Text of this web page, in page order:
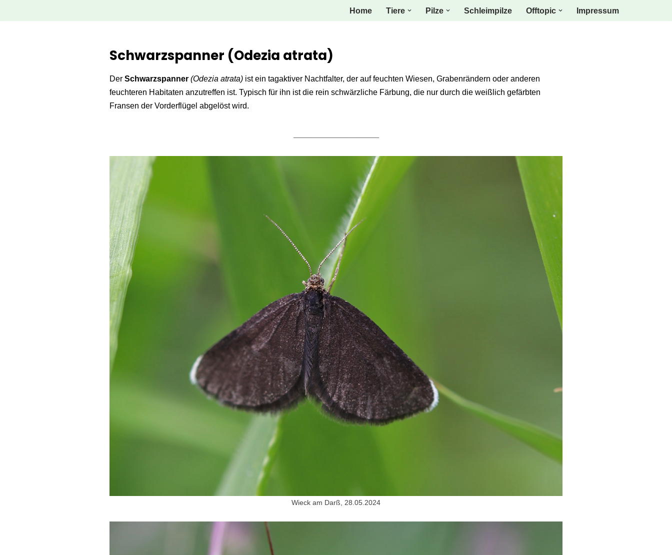
Home Tiere Pilze Schleimpilze Offtopic Impressum
Schwarzspanner (Odezia atrata)
Der Schwarzspanner (Odezia atrata) ist ein tagaktiver Nachtfalter, der auf feuchten Wiesen, Grabenrändern oder anderen
feuchteren Habitaten anzutreffen ist. Typisch für ihn ist die rein schwärzliche Färbung, die nur durch die weißlich gefärbten
Fransen der Vorderflügel abgelöst wird.
Wieck am Darß, 28.05.2024